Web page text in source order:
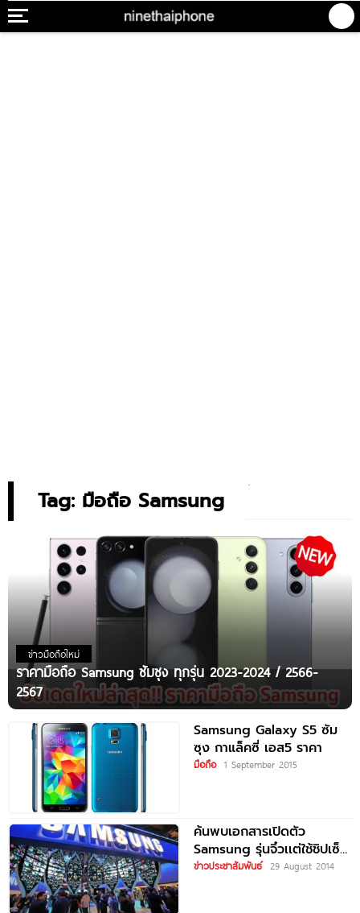
Tag: มือถือ Samsung
ข่าวมือถือใหม่
ราคามือถือ Samsung ซัมซุง ทุกรุ่น 2023-2024 / 2566-
2567
Samsung Galaxy S5 ซัม
ซุง กาแล็คซี่ เอส5 ราคา
มือถือ 1 September 2015
ค้นพบเอกสารเปิดตัว
Samsung รุ่นจิ๋วเเต่ใช้ชิปเซ็ต
64 บิต
ข่าวประชาสัมพันธ์ 29 August 2014